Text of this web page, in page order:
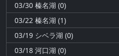
03/30 榛名湖 (0)
03/22 榛名湖 (1)
03/19 シベラ湖 (0)
03/18 河口湖 (0)